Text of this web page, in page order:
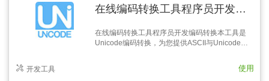
在线编码转换工具程序员开发编码转换
在线编码转换工具程序员开发编码转换本工具是
Unicode编码转换，为您提供ASCII与Unicode互
的内容，然后点击要转换的类型按钮，转换完成后
开发工具 使用